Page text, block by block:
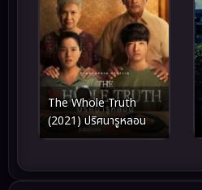
The Whole Truth
(2021) ปริศนารูหลอน